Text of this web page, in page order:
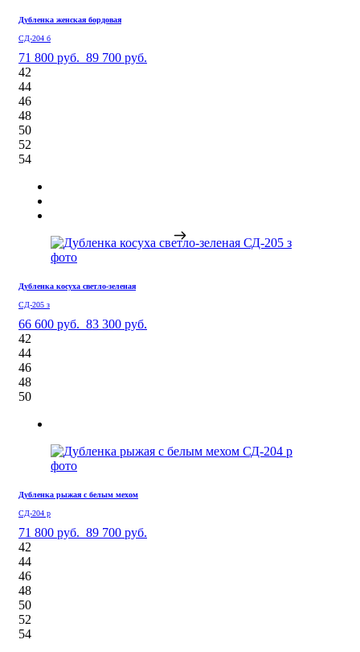
Дубленка женская бордовая
СД-204 б
71 800 руб. 89 700 руб.
42
44
46
48
50
52
54
Дубленка косуха светло-зеленая
СД-205 з
66 600 руб. 83 300 руб.
42
44
46
48
50
Дубленка рыжая с белым мехом
СД-204 р
71 800 руб. 89 700 руб.
42
44
46
48
50
52
54